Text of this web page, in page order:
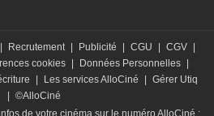
Recrutement Publicité CGU CGV
cookies Données Personnelles
Les services AlloCiné
Gérer Utiq
©AlloCiné
de votre cinéma sur le numéro AlloCiné :